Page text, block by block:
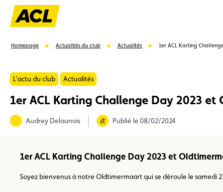
Suggestions
Homepage Actualités du club Actualités 1er ACL Karting
L'actu du club Actualités
1er ACL Karting Challenge Day 2023
Audrey Delaunois Publié le 08/02/2024
1er ACL Karting Challenge Day 2023 et
Soyez bienvenus à notre Oldtimermaart qui se déroule le samedi